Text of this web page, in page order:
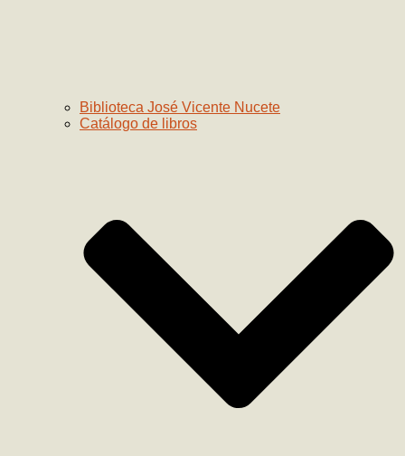
Biblioteca José Vicente Nucete
Catálogo de libros